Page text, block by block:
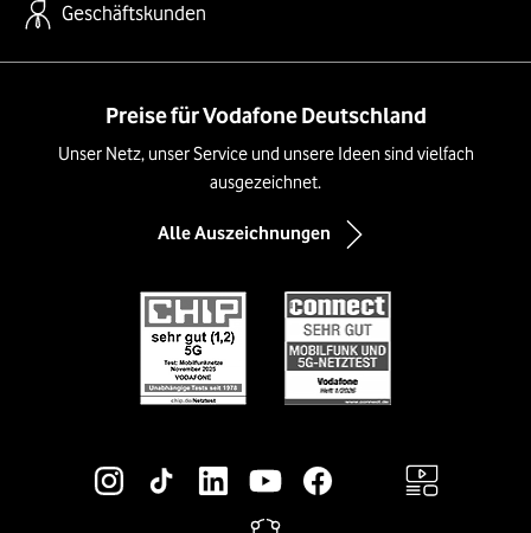
Geschäftskunden
Preise für Vodafone Deutschland
Unser Netz, unser Service und unsere Ideen sind vielfach
ausgezeichnet.
Alle Auszeichnungen
Social-Media-Links